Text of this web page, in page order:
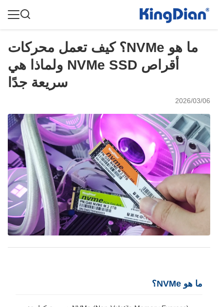
ما هو NVMe؟ كيف تعمل محركات
أقراص NVMe SSD ولماذا هي
سريعة جدًا
2026/03/06
ما هو NVMe؟